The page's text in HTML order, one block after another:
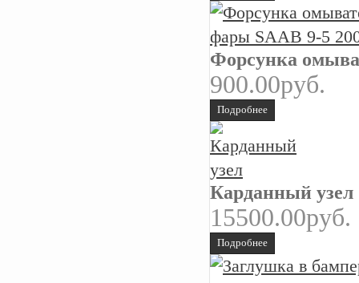
Форсунка
900.00руб.
Подробнее
Карданный узел
15500.00руб.
Подробнее